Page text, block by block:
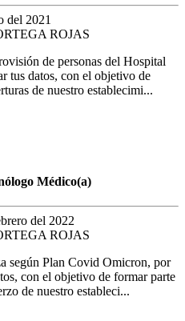
del 2021
ROJAS
de personas del Hospital
tus datos, con el objetivo de
de nuestro establecimi...
Médico(a)
del 2022
ROJAS
según Plan Covid Omicron, por
con el objetivo de formar parte
de nuestro estableci...